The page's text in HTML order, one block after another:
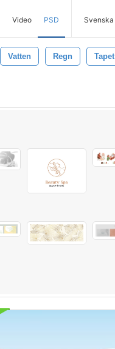
Video PSD Svenska
Vatten Regn Tapet